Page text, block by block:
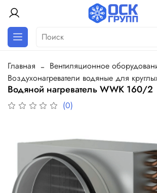
Главная Вентиляционное
Воздухонагреватели водяные для
Водяной нагреватель WWK 160/2
(0)